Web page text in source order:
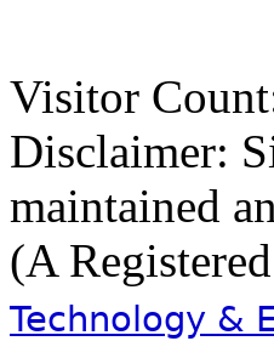
Visitor
Disclaimer:
maintained
(A
Technology &